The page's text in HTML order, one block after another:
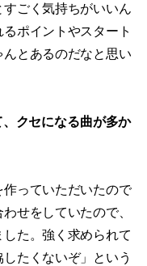
ごく気持ちがいいん
ポイントやスタート
とあるのだなと思い
クセになる曲が多か
っていただいたので
せをしていたので、
た。強く求められて
たくないぞ」という